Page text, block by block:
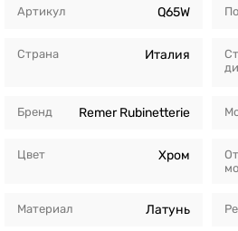
Артикул Q65W
Страна Италия
Бренд Remer Rubinetterie
Цвет Хром
Материал Латунь